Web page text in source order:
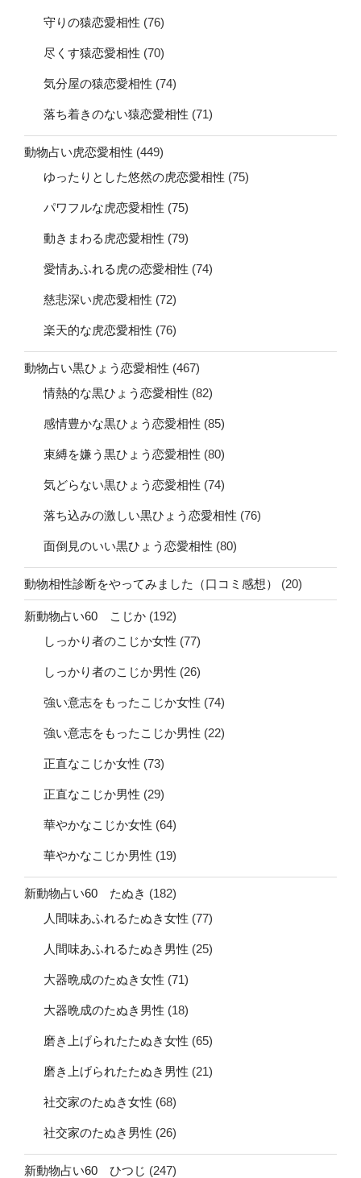
守りの猿恋愛相性 (76)
尽くす猿恋愛相性 (70)
気分屋の猿恋愛相性 (74)
落ち着きのない猿恋愛相性 (71)
動物占い虎恋愛相性 (449)
ゆったりとした悠然の虎恋愛相性 (75)
パワフルな虎恋愛相性 (75)
動きまわる虎恋愛相性 (79)
愛情あふれる虎の恋愛相性 (74)
慈悲深い虎恋愛相性 (72)
楽天的な虎恋愛相性 (76)
動物占い黒ひょう恋愛相性 (467)
情熱的な黒ひょう恋愛相性 (82)
感情豊かな黒ひょう恋愛相性 (85)
束縛を嫌う黒ひょう恋愛相性 (80)
気どらない黒ひょう恋愛相性 (74)
落ち込みの激しい黒ひょう恋愛相性 (76)
面倒見のいい黒ひょう恋愛相性 (80)
動物相性診断をやってみました（口コミ感想） (20)
新動物占い60 こじか (192)
しっかり者のこじか女性 (77)
しっかり者のこじか男性 (26)
強い意志をもったこじか女性 (74)
強い意志をもったこじか男性 (22)
正直なこじか女性 (73)
正直なこじか男性 (29)
華やかなこじか女性 (64)
華やかなこじか男性 (19)
新動物占い60 たぬき (182)
人間味あふれるたぬき女性 (77)
人間味あふれるたぬき男性 (25)
大器晩成のたぬき女性 (71)
大器晩成のたぬき男性 (18)
磨き上げられたたぬき女性 (65)
磨き上げられたたぬき男性 (21)
社交家のたぬき女性 (68)
社交家のたぬき男性 (26)
新動物占い60 ひつじ (247)